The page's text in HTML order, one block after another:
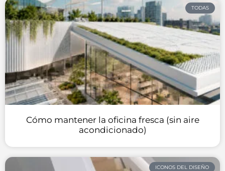
TODAS
Cómo mantener la oficina fresca (sin aire
acondicionado)
ICONOS DEL DISEÑO